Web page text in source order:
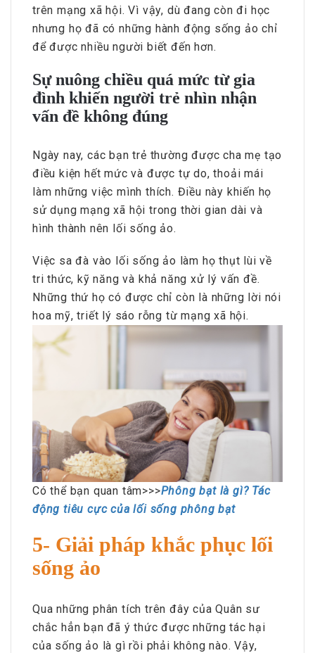
trên mạng xã hội. Vì vậy, dù đang còn đi học
nhưng họ đã có những hành động sống ảo chỉ
để được nhiều người biết đến hơn.
Sự nuông chiều quá mức từ gia
đình khiến người trẻ nhìn nhận
vấn đề không đúng
Ngày nay, các bạn trẻ thường được cha mẹ tạo
điều kiện hết mức và được tự do, thoải mái
làm những việc mình thích. Điều này khiến họ
sử dụng mạng xã hội trong thời gian dài và
hình thành nên lối sống ảo.
Việc sa đà vào lối sống ảo làm họ thụt lùi về
tri thức, kỹ năng và khả năng xử lý vấn đề.
Những thứ họ có được chỉ còn là những lời nói
hoa mỹ, triết lý sáo rỗng từ mạng xã hội.
Có thể bạn quan tâm>>>Phông bạt là gì? Tác
động tiêu cực của lối sống phông bạt
5- Giải pháp khắc phục lối
sống ảo
Qua những phân tích trên đây của Quân sư
chắc hẳn bạn đã ý thức được những tác hại
của sống ảo là gì rồi phải không nào. Vậy,